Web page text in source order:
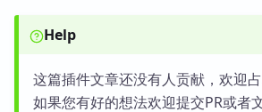
Help
这篇插件文章还没有人贡献，欢迎占
如果您有好的想法欢迎提交PR或者